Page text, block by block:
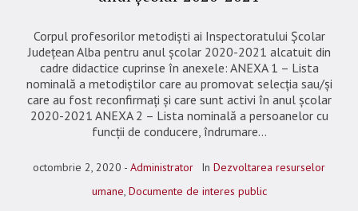
Corpul profesorilor metodiști ai Inspectoratului Școlar
Județean Alba pentru anul școlar 2020-2021 alcatuit din
cadre didactice cuprinse în anexele: ANEXA 1 – Lista
nominală a metodiștilor care au promovat selecția sau/și
care au fost reconfirmați și care sunt activi în anul școlar
2020-2021 ANEXA 2 – Lista nominală a persoanelor cu
funcții de conducere, îndrumare...
octombrie 2, 2020 Administrator In Dezvoltarea resurselor
umane, Documente de interes public